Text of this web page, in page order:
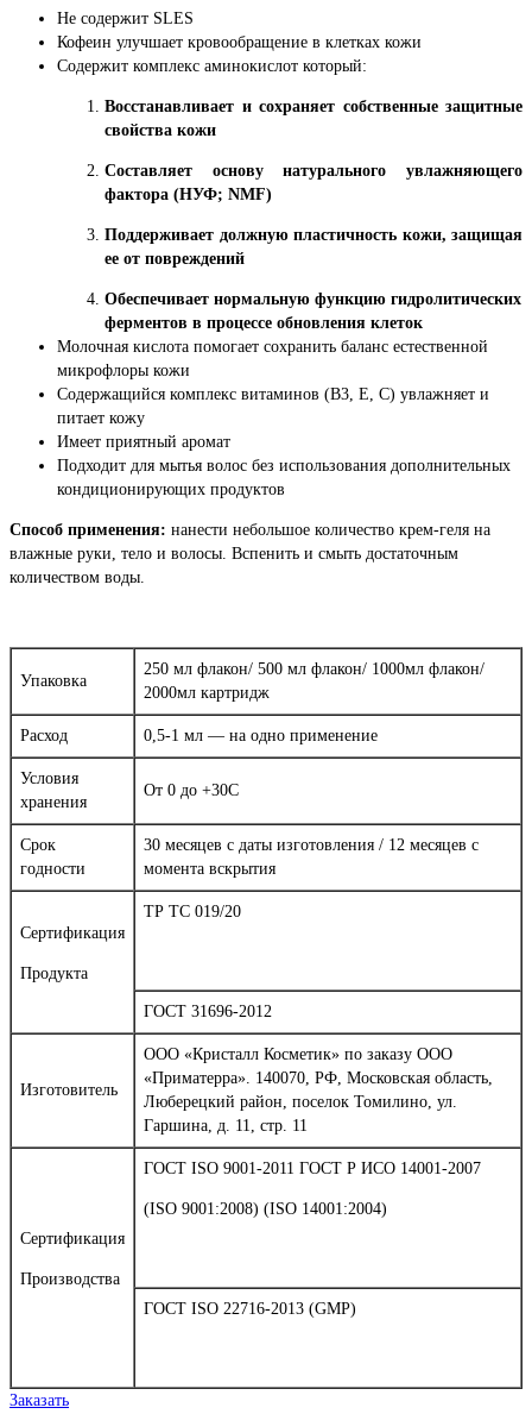
Не содержит SLES
Кофеин улучшает кровообращение в клетках кожи
Содержит комплекс аминокислот который:
Восстанавливает и сохраняет собственные защитные
свойства кожи
Составляет основу натурального увлажняющего
фактора (НУФ; NMF)
Поддерживает должную пластичность кожи, защищая
ее от повреждений
Обеспечивает нормальную функцию гидролитических
ферментов в процессе обновления клеток
Молочная кислота помогает сохранить баланс естественной
микрофлоры кожи
Содержащийся комплекс витаминов (В3, Е, С) увлажняет и
питает кожу
Имеет приятный аромат
Подходит для мытья волос без использования дополнительных
кондиционирующих продуктов
Способ применения: нанести небольшое количество крем-геля на
влажные руки, тело и волосы. Вспенить и смыть достаточным
количеством воды.
Упаковка
250 мл флакон/ 500 мл флакон/ 1000мл флакон/
2000мл картридж
Расход 0,5-1 мл — на одно применение
Условия
хранения
От 0 до +30С
Срок
годности
30 месяцев с даты изготовления / 12 месяцев с
момента вскрытия
Сертификация
Продукта
ТР ТС 019/20
ГОСТ 31696-2012
Изготовитель
ООО «Кристалл Косметик» по заказу ООО
«Приматерра». 140070, РФ, Московская область,
Люберецкий район, поселок Томилино, ул.
Гаршина, д. 11, стр. 11
Сертификация
Производства
ГОСТ ISO 9001-2011 ГОСТ Р ИСО 14001-2007
(ISO 9001:2008) (ISO 14001:2004)
ГОСТ ISO 22716-2013 (GMP)
Заказать